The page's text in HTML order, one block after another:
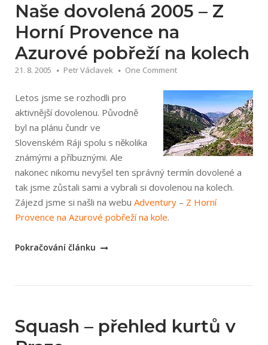
Horní
Provence
na
Azurové
pobřeží
kolech
–
pokračování“
Naše dovolená 2005 – Z
Horní Provence na
Azurové pobřeží na kolech
21. 8. 2005 Petr Václavek One Comment
Letos jsme se rozhodli pro
aktivnější dovolenou. Původně
byl na plánu čundr ve
Slovenském Ráji spolu s několika
známými a příbuznými. Ale
nakonec nikomu nevyšel ten správný termín dovolené a
tak jsme zůstali sami a vybrali si dovolenou na kolech.
Zájezd jsme si našli na webu Adventury – Z Horní
Provence na Azurové pobřeží na kole.
„Naše
Horní
Provence
Pokračování článku
Squash – přehled kurtů v